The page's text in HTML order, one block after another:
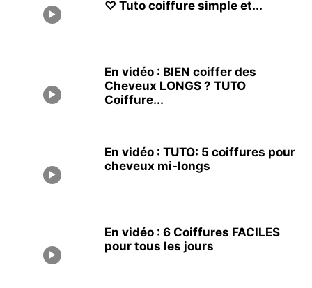
♡ Tuto coiffure simple et...
En vidéo : BIEN coiffer des
Cheveux LONGS ? TUTO
Coiffure...
En vidéo : TUTO: 5 coiffures pour
cheveux mi-longs
En vidéo : 6 Coiffures FACILES
pour tous les jours